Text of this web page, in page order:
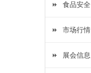
食品安全
市场行情
展会信息